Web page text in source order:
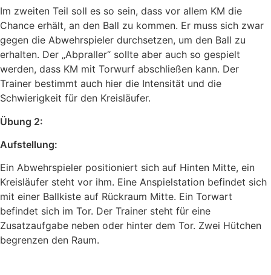
Im zweiten Teil soll es so sein, dass vor allem KM die
Chance erhält, an den Ball zu kommen. Er muss sich zwar
gegen die Abwehrspieler durchsetzen, um den Ball zu
erhalten. Der „Abpraller“ sollte aber auch so gespielt
werden, dass KM mit Torwurf abschließen kann. Der
Trainer bestimmt auch hier die Intensität und die
Schwierigkeit für den Kreisläufer.
Übung 2:
Aufstellung:
Ein Abwehrspieler positioniert sich auf Hinten Mitte, ein
Kreisläufer steht vor ihm. Eine Anspielstation befindet sich
mit einer Ballkiste auf Rückraum Mitte. Ein Torwart
befindet sich im Tor. Der Trainer steht für eine
Zusatzaufgabe neben oder hinter dem Tor. Zwei Hütchen
begrenzen den Raum.